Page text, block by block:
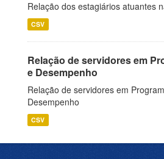
Relação dos estagiários atuantes
CSV
Relação de servidores em
e Desempenho
Relação de servidores em
Desempenho
CSV